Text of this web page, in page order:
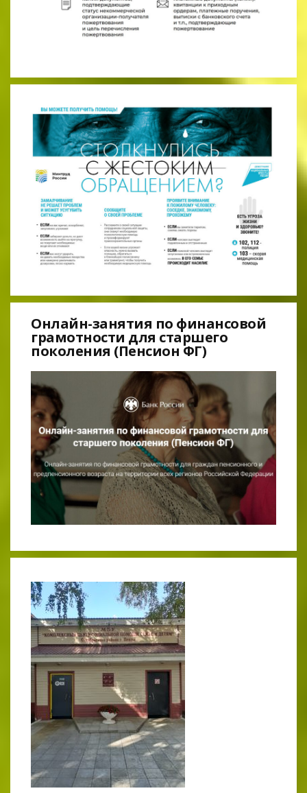
Онлайн-занятия по финансовой
грамотности для старшего
поколения (Пенсион ФГ)